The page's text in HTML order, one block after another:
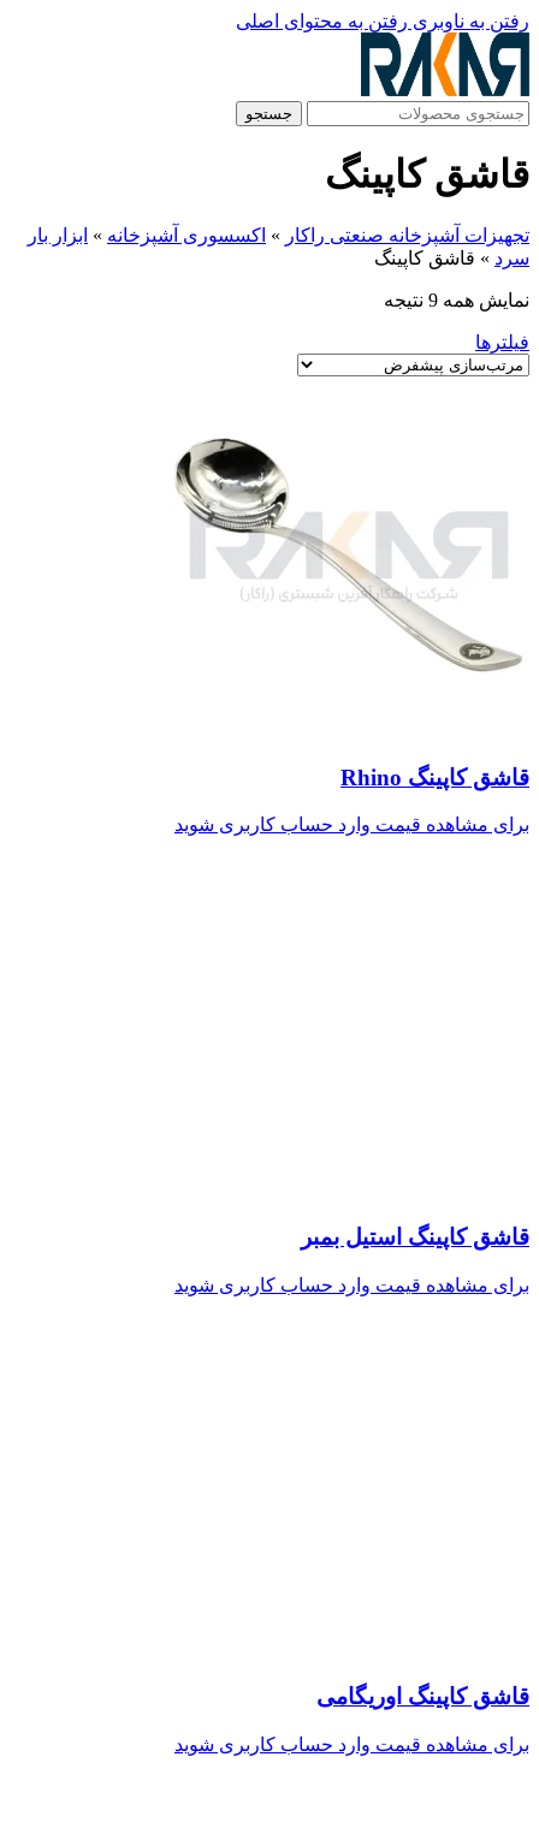
رفتن به ناوبری رفتن به محتوای اصلی
جستجو
قاشق کاپینگ
تجهیزات آشپزخانه صنعتی راکار » اکسسوری آشپزخانه » ابزار بار
سرد » قاشق کاپینگ
نمایش همه 9 نتیجه
فیلترها
قاشق کاپینگ Rhino
برای مشاهده قیمت وارد حساب کاربری شوید
قاشق کاپینگ استیل بمبر
برای مشاهده قیمت وارد حساب کاربری شوید
قاشق کاپینگ اوریگامی
برای مشاهده قیمت وارد حساب کاربری شوید